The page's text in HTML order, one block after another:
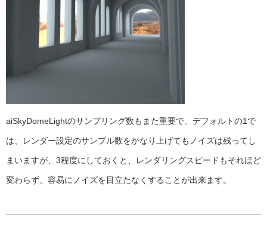
aiSkyDomeLightのサンプリング数もまた重要で、デフォルトの1で
は、レンダー設定のサンプル数をかなり上げてもノイズは残ってし
まいますが、3程度にしておくと、レンダリングスピードもそれほど
変わらず、容易にノイズを目立たなくすることが出来ます。